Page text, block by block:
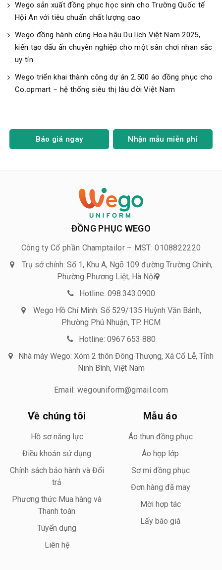
Wego sản xuất đồng phục học sinh cho Trường Quốc tế
Hội An với tiêu chuẩn chất lượng cao
Wego đồng hành cùng Hoa hậu Du lịch Việt Nam 2025,
kiến tạo dấu ấn chuyên nghiệp cho một sân chơi nhan sắc
uy tín
Wego triển khai thành công dự án 2.500 áo đồng phục cho
Co.opmart – hệ thống siêu thị lâu đời Việt Nam
Báo giá ngay Nhận mẫu miễn phí
ĐỒNG PHỤC WEGO
Công ty Cổ phần Champtailor – MST: 0108822220
Trụ sở chính: Số 1, Khu A, Ngõ 109 đường Trường Chinh,
Phường Phương Liệt, Hà Nội
Hotline: 098.343.0900
Wego Hồ Chí Minh: Số 529/135 Huỳnh Văn Bánh,
Phường Phú Nhuận, TP. HCM
Hotline: 0967 653 880
Nhà máy Wego: Xóm 2 thôn Đông Thượng, Xã Cổ Lễ, Tỉnh
Ninh Bình, Việt Nam
Email: wegouniform@gmail.com
Về chúng tôi
Hồ sơ năng lực
Điều khoản sử dụng
Chính sách bảo hành và Đổi
trả
Phương thức Mua hàng và
Thanh toán
Tuyển dụng
Liên hệ
Mẫu áo
Áo thun đồng phục
Áo họp lớp
Sơ mi đồng phục
Đơn hàng đã may
Mời hợp tác
Lấy báo giá